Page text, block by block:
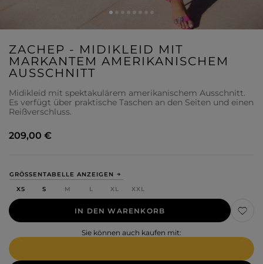
ZACHEP - MIDIKLEID MIT
MARKANTEM AMERIKANISCHEM
AUSSCHNITT
Midikleid mit spektakulärem amerikanischem Ausschnitt.
Es verfügt über praktische Taschen an den Seiten und einen
Reißverschluss.
GRÖSSENTABELLE ANZEIGEN
XS
S M L XL XXL
IN DEN WARENKORB
Sie können auch kaufen mit:
209,00 €